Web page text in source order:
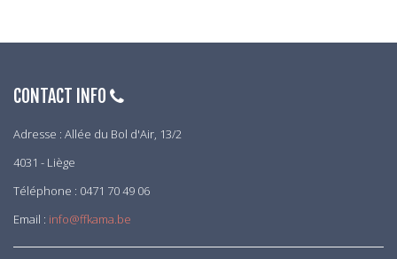
CONTACT INFO
Adresse : Allée du Bol d'Air, 13/2
4031 - Liège
Téléphone : 0471 70 49 06
Email : info@ffkama.be